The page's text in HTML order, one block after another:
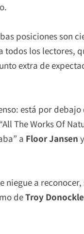
posiciones son
todos los lectores,
extra de
está por
The Works Of
a Floor Jansen
niegue a
deTroy